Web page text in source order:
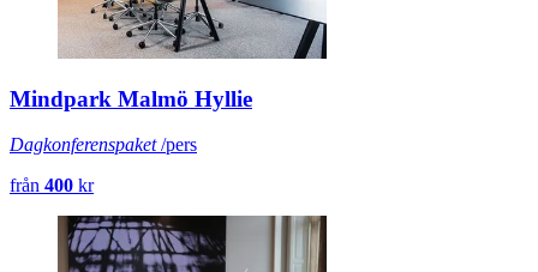
Mindpark Malmö Hyllie
Dagkonferenspaket/pers
från 400 kr